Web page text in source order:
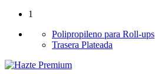
1
Polipropileno para Roll-ups
Trasera Plateada